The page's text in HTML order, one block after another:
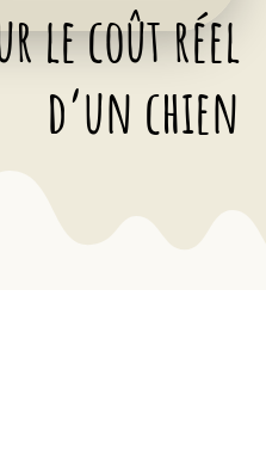
le coût réel
d’un chien